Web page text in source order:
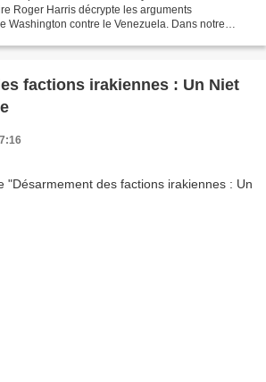
Roger Harris décrypte les arguments
Washington contre le Venezuela. Dans notre
factions irakiennes : Un Niet